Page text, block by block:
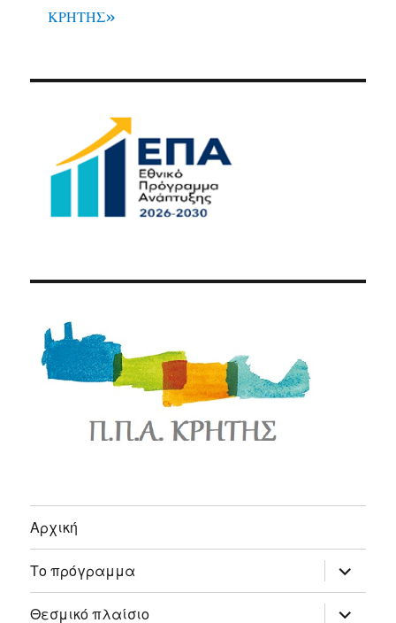
ΚΡΗΤΗΣ»
Αρχική
Το πρόγραμμα
expand
child
menu
Θεσμικό πλαίσιο
expand